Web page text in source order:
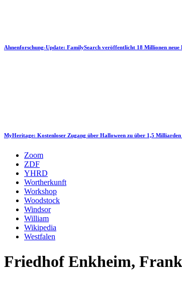
Ahnenforschung-Update: FamilySearch veröffentlicht 18 Millionen neue
MyHeritage: Kostenloser Zugang über Halloween zu über 1,5 Milliarden
Zoom
ZDF
YHRD
Wortherkunft
Workshop
Woodstock
Windsor
William
Wikipedia
Westfalen
Friedhof Enkheim,